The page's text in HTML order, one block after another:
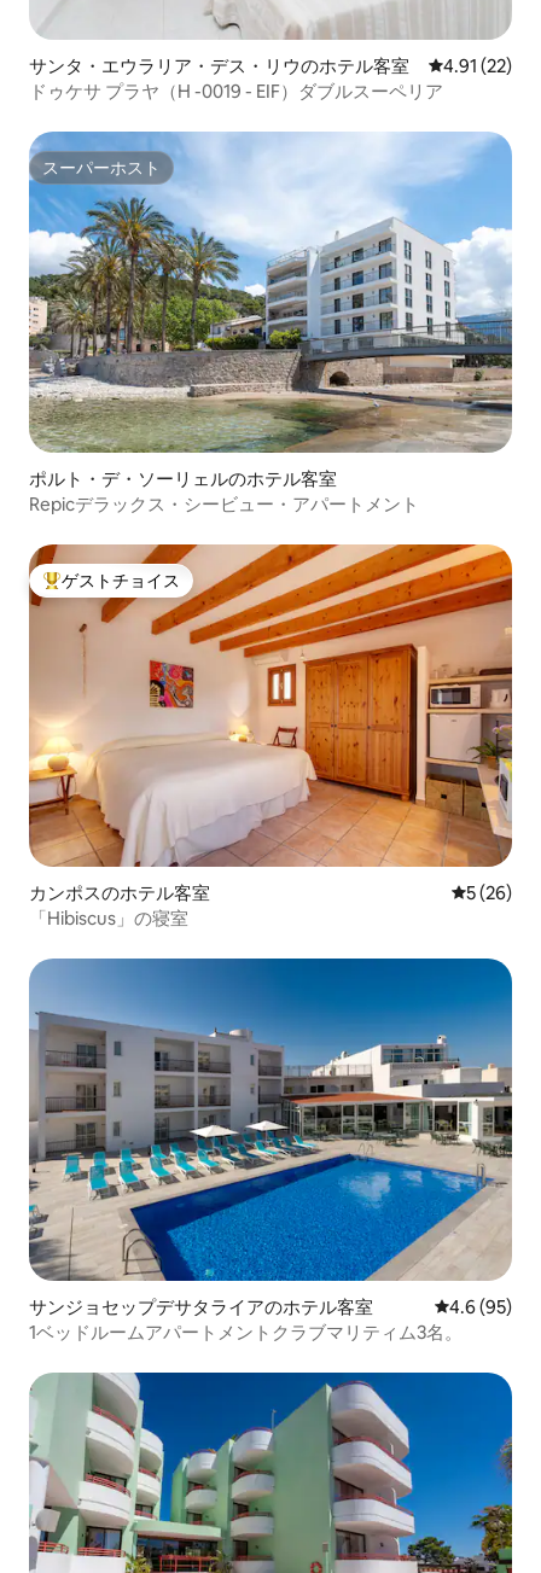
サンタ・エウラリア・デス・リウのホテル客室 レビュー22
4.91 (22)
ドゥケサ プラヤ（H -0019 - EIF）ダブルスーペリア
スーパーホスト
スーパーホスト
ポルト・デ・ソーリェルのホテル客室
Repicデラックス・シービュー・アパートメント
大好評のゲストチョイスです。
ゲストチョイス
カンポスのホテル客室 レビュー
5 (26)
「Hibiscus」の寝室
サンジョセップデサタライアのホテル客室 レビュー95
4.6 (95)
1ベッドルームアパートメントクラブマリティム3名。